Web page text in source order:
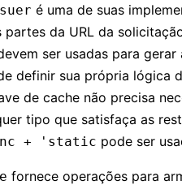
é uma de suas
partes da URL da
ser usadas para gerar
definir sua própria lógica
de cache não precisa
tipo que satisfaça as
+ 'static pode ser
fornece operações para